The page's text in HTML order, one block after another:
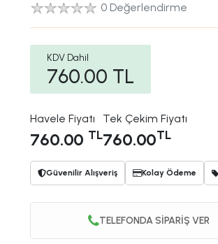
0 Değerlendirme
KDV Dahil
760.00 TL
Havele Fiyatı
760.00 TL
Tek Çekim Fiyatı
760.00TL
Güvenilir Alışveriş Kolay Ödeme
TELEFONDA SİPARİŞ VER